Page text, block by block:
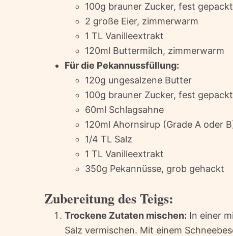
100g brauner Zucker, fest gepackt
2 große Eier, zimmerwarm
1 TL Vanilleextrakt
120ml Buttermilch, zimmerwarm
Für die Pekannussfüllung:
120g ungesalzene Butter
100g brauner Zucker, fest gepackt
60ml Schlagsahne
120ml Ahornsirup (Grade A oder
1/4 TL Salz
1 TL Vanilleextrakt
350g Pekannüsse, grob gehackt
Zubereitung des Teigs:
Trockene Zutaten mischen: In einer
Salz vermischen. Mit einem